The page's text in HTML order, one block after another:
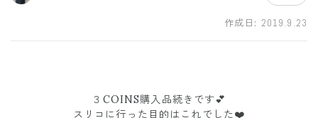
作成日: 2019.9.23
３COINS購入品続きです💕
スリコに行った目的はこれでした❤️